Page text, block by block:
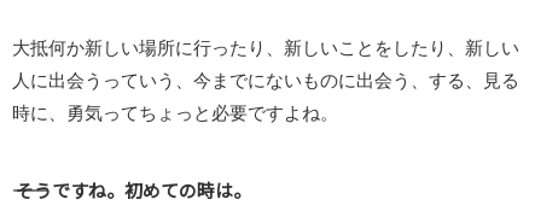
大抵何か新しい場所に行ったり、新しいことをしたり、新しい
人に出会うっていう、今までにないものに出会う、する、見る
時に、勇気ってちょっと必要ですよね。
―― そうですね。初めての時は。